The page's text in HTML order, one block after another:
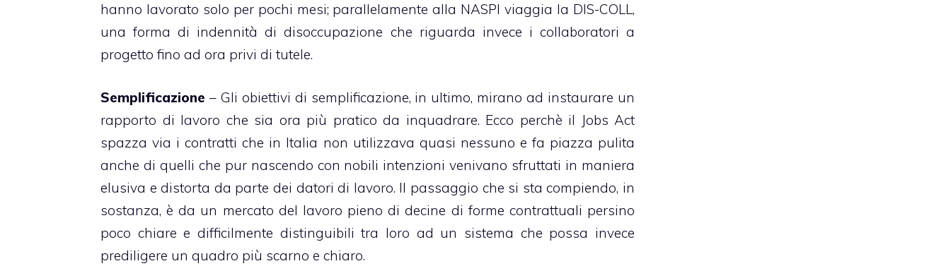
hanno lavorato solo per pochi mesi; parallelamente alla NASPI viaggia la DIS-COLL,
una forma di indennità di disoccupazione che riguarda invece i collaboratori a
progetto fino ad ora privi di tutele.
Semplificazione – Gli obiettivi di semplificazione, in ultimo, mirano ad instaurare un
rapporto di lavoro che sia ora più pratico da inquadrare. Ecco perchè il Jobs Act
spazza via i contratti che in Italia non utilizzava quasi nessuno e fa piazza pulita
anche di quelli che pur nascendo con nobili intenzioni venivano sfruttati in maniera
elusiva e distorta da parte dei datori di lavoro. Il passaggio che si sta compiendo, in
sostanza, è da un mercato del lavoro pieno di decine di forme contrattuali persino
poco chiare e difficilmente distinguibili tra loro ad un sistema che possa invece
prediligere un quadro più scarno e chiaro.